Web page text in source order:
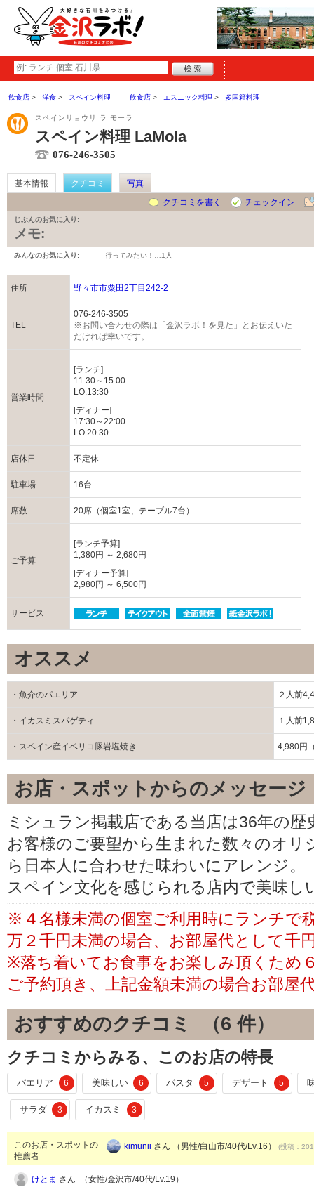
飲食店 洋食 スペイン料理 飲食店 エスニック料理 多国籍料理
スペインリョウリ ラ モーラ
スペイン料理 LaMola
076-246-3505
基本情報 クチコミ
写真
クチコミを書く
チェックイン
じぶんのお気に入り:
メモ:
みんなのお気に入り: 行ってみたい！… 1人
住所 野々市市粟田2丁目242-2
TEL
076-246-3505
※お問い合わせの際は「金沢ラボ！を見た」とお伝えいた
だければ幸いです。
営業時間
[ランチ]
11:30～15:00
LO.13:30
[ディナー]
17:30～22:00
LO.20:30
店休日 不定休
駐車場 16台
席数 20席（個室1室、テーブル7台）
ご予算
[ランチ予算]
1,380円 ～ 2,680円
[ディナー予算]
2,980円 ～ 6,500円
サービス
オススメ
・魚介のパエリア ２人前
・イカスミスパゲティ １人前
・スペイン産イベリコ豚岩塩焼き 4,980円
お店・スポットからのメッセージ
ミシュラン掲載店である当店は36年の
お客様のご要望から生まれた数々のオ
ら日本人に合わせた味わいにアレンジ。
スペイン文化を感じられる店内で美味
※４名様未満の個室ご利用時にランチで
万２千円未満の場合、お部屋代として千
※落ち着いてお食事をお楽しみ頂くため
ご予約頂き、上記金額未満の場合お部屋
おすすめのクチコミ （6 件）
クチコミからみる、このお店の特長
パエリア 6 美味しい 6 パスタ 5 デザート 5
サラダ 3 イカスミ 3
このお店・スポットの
推薦者
kimunii さん （男性/白山市/40代/Lv.16） (投稿：
けとま さん （女性/金沢市/40代/Lv.19）